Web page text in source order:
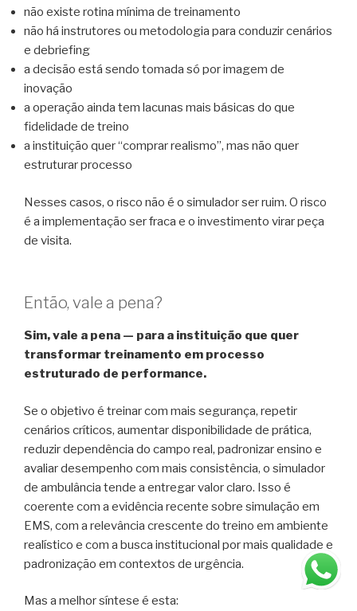
não existe rotina mínima de treinamento
não há instrutores ou metodologia para conduzir cenários
e debriefing
a decisão está sendo tomada só por imagem de
inovação
a operação ainda tem lacunas mais básicas do que
fidelidade de treino
a instituição quer “comprar realismo”, mas não quer
estruturar processo
Nesses casos, o risco não é o simulador ser ruim. O risco
é a implementação ser fraca e o investimento virar peça
de visita.
Então, vale a pena?
Sim, vale a pena — para a instituição que quer
transformar treinamento em processo
estruturado de performance.
Se o objetivo é treinar com mais segurança, repetir
cenários críticos, aumentar disponibilidade de prática,
reduzir dependência do campo real, padronizar ensino e
avaliar desempenho com mais consistência, o simulador
de ambulância tende a entregar valor claro. Isso é
coerente com a evidência recente sobre simulação em
EMS, com a relevância crescente do treino em ambiente
realístico e com a busca institucional por mais qualidade e
padronização em contextos de urgência.
Mas a melhor síntese é esta: